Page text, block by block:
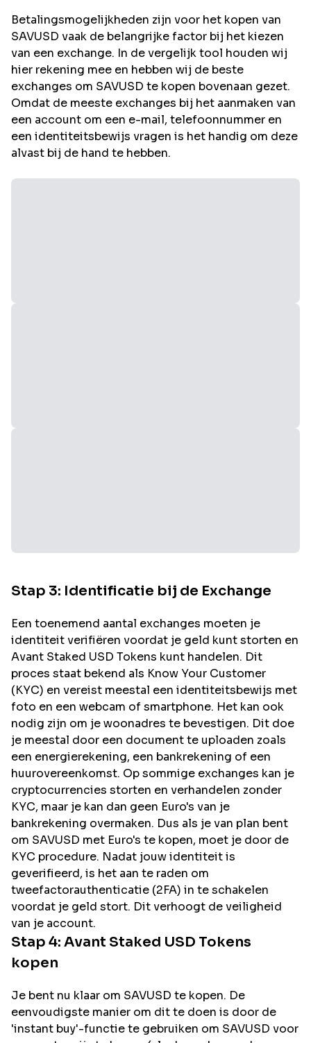
Betalingsmogelijkheden zijn voor het kopen van
SAVUSD vaak de belangrijke factor bij het kiezen
van een exchange. In de vergelijk tool houden wij
hier rekening mee en hebben wij de beste
exchanges om SAVUSD te kopen bovenaan gezet.
Omdat de meeste exchanges bij het aanmaken van
een account om een e-mail, telefoonnummer en
een identiteitsbewijs vragen is het handig om deze
alvast bij de hand te hebben.
Stap 3: Identificatie bij de Exchange
Een toenemend aantal exchanges moeten je
identiteit verifiëren voordat je geld kunt storten en
Avant Staked USD Tokens kunt handelen. Dit
proces staat bekend als Know Your Customer
(KYC) en vereist meestal een identiteitsbewijs met
foto en een webcam of smartphone. Het kan ook
nodig zijn om je woonadres te bevestigen. Dit doe
je meestal door een document te uploaden zoals
een energierekening, een bankrekening of een
huurovereenkomst. Op sommige exchanges kan je
cryptocurrencies storten en verhandelen zonder
KYC, maar je kan dan geen Euro's van je
bankrekening overmaken. Dus als je van plan bent
om SAVUSD met Euro's te kopen, moet je door de
KYC procedure. Nadat jouw identiteit is
geverifieerd, is het aan te raden om
tweefactorauthenticatie (2FA) in te schakelen
voordat je geld stort. Dit verhoogt de veiligheid
van je account.
Stap 4: Avant Staked USD Tokens
kopen
Je bent nu klaar om SAVUSD te kopen. De
eenvoudigste manier om dit te doen is door de
'instant buy'-functie te gebruiken om SAVUSD voor